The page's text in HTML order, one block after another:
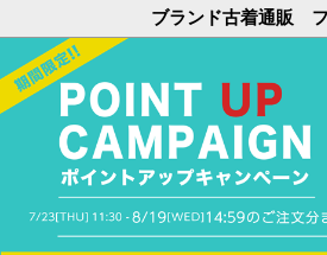
ブランド古着通販